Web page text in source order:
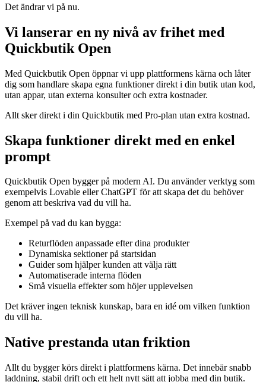
Det ändrar vi på nu.
Vi lanserar en ny nivå av frihet med
Quickbutik Open
Med Quickbutik Open öppnar vi upp plattformens kärna och låter
dig som handlare skapa egna funktioner direkt i din butik utan kod,
utan appar, utan externa konsulter och extra kostnader.
Allt sker direkt i din Quickbutik med Pro-plan utan extra kostnad.
Skapa funktioner direkt med en enkel
prompt
Quickbutik Open bygger på modern AI. Du använder verktyg som
exempelvis Lovable eller ChatGPT för att skapa det du behöver
genom att beskriva vad du vill ha.
Exempel på vad du kan bygga:
Returflöden anpassade efter dina produkter
Dynamiska sektioner på startsidan
Guider som hjälper kunden att välja rätt
Automatiserade interna flöden
Små visuella effekter som höjer upplevelsen
Det kräver ingen teknisk kunskap, bara en idé om vilken funktion
du vill ha.
Native prestanda utan friktion
Allt du bygger körs direkt i plattformens kärna. Det innebär snabb
laddning, stabil drift och ett helt nytt sätt att jobba med din butik.